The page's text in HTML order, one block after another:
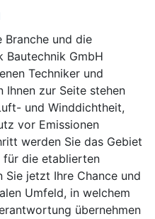
Branche und die
Bautechnik GmbH
Techniker und
Ihnen zur Seite stehen
und Winddichtheit,
vor Emissionen
werden Sie das Gebiet
für die etablierten
Sie jetzt Ihre Chance und
Umfeld, in welchem
übernehmen